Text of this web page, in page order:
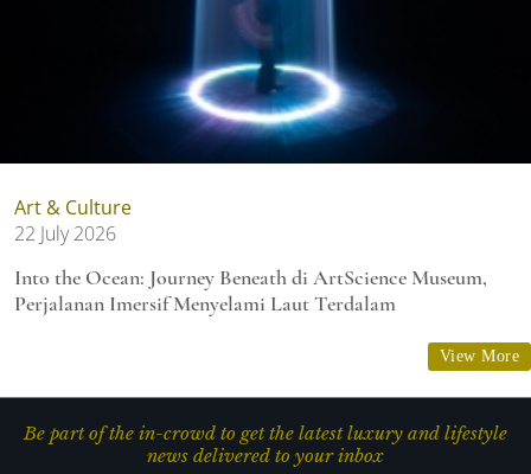
Art & Culture
22 July 2026
Into the Ocean: Journey Beneath di ArtScience Museum,
Perjalanan Imersif Menyelami Laut Terdalam
View More
Be part of the in-crowd to get the latest luxury and lifestyle
news delivered to your inbox